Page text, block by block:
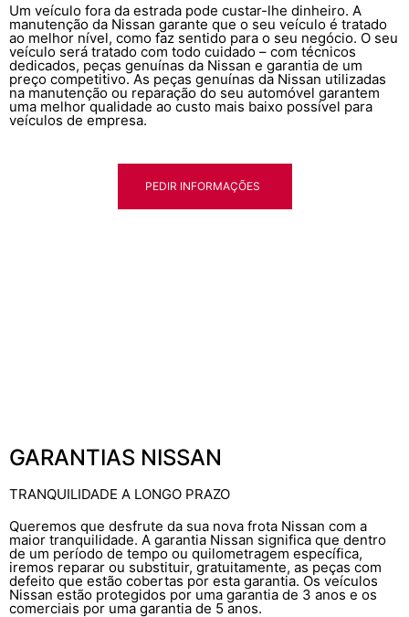
Um veículo fora da estrada pode custar-lhe dinheiro. A
manutenção da Nissan garante que o seu veículo é tratado
ao melhor nível, como faz sentido para o seu negócio. O seu
veículo será tratado com todo cuidado – com técnicos
dedicados, peças genuínas da Nissan e garantia de um
preço competitivo. As peças genuínas da Nissan utilizadas
na manutenção ou reparação do seu automóvel garantem
uma melhor qualidade ao custo mais baixo possível para
veículos de empresa.
PEDIR INFORMAÇÕES
GARANTIAS NISSAN
TRANQUILIDADE A LONGO PRAZO
Queremos que desfrute da sua nova frota Nissan com a
maior tranquilidade. A garantia Nissan significa que dentro
de um período de tempo ou quilometragem específica,
iremos reparar ou substituir, gratuitamente, as peças com
defeito que estão cobertas por esta garantia. Os veículos
Nissan estão protegidos por uma garantia de 3 anos e os
comerciais por uma garantia de 5 anos.